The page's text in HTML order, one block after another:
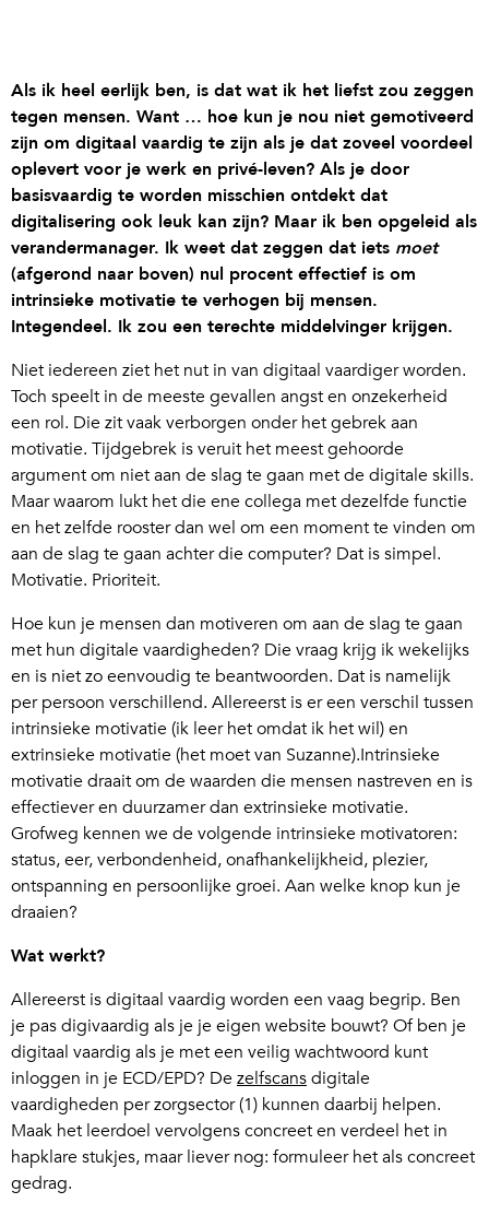
Als ik heel eerlijk ben, is dat wat ik het liefst zou zeggen
tegen mensen. Want … hoe kun je nou niet gemotiveerd
zijn om digitaal vaardig te zijn als je dat zoveel voordeel
oplevert voor je werk en privé-leven? Als je door
basisvaardig te worden misschien ontdekt dat
digitalisering ook leuk kan zijn? Maar ik ben opgeleid als
verandermanager. Ik weet dat zeggen dat iets moet
(afgerond naar boven) nul procent effectief is om
intrinsieke motivatie te verhogen bij mensen.
Integendeel. Ik zou een terechte middelvinger krijgen.
Niet iedereen ziet het nut in van digitaal vaardiger worden.
Toch speelt in de meeste gevallen angst en onzekerheid
een rol. Die zit vaak verborgen onder het gebrek aan
motivatie. Tijdgebrek is veruit het meest gehoorde
argument om niet aan de slag te gaan met de digitale skills.
Maar waarom lukt het die ene collega met dezelfde functie
en het zelfde rooster dan wel om een moment te vinden om
aan de slag te gaan achter die computer? Dat is simpel.
Motivatie. Prioriteit.
Hoe kun je mensen dan motiveren om aan de slag te gaan
met hun digitale vaardigheden? Die vraag krijg ik wekelijks
en is niet zo eenvoudig te beantwoorden. Dat is namelijk
per persoon verschillend. Allereerst is er een verschil tussen
intrinsieke motivatie (ik leer het omdat ik het wil) en
extrinsieke motivatie (het moet van Suzanne).Intrinsieke
motivatie draait om de waarden die mensen nastreven en is
effectiever en duurzamer dan extrinsieke motivatie.
Grofweg kennen we de volgende intrinsieke motivatoren:
status, eer, verbondenheid, onafhankelijkheid, plezier,
ontspanning en persoonlijke groei. Aan welke knop kun je
draaien?
Wat werkt?
Allereerst is digitaal vaardig worden een vaag begrip. Ben
je pas digivaardig als je je eigen website bouwt? Of ben je
digitaal vaardig als je met een veilig wachtwoord kunt
inloggen in je ECD/EPD? Dezelfscansdigitale
vaardigheden per zorgsector (1) kunnen daarbij helpen.
Maak het leerdoel vervolgens concreet en verdeel het in
hapklare stukjes, maar liever nog: formuleer het als concreet
gedrag.